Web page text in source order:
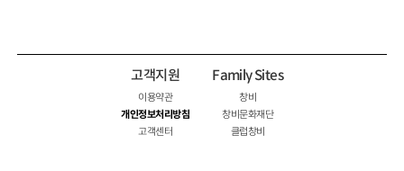
고객지원
이용약관
개인정보처리방침
고객센터
Family Sites
창비
창비문화재단
클럽창비